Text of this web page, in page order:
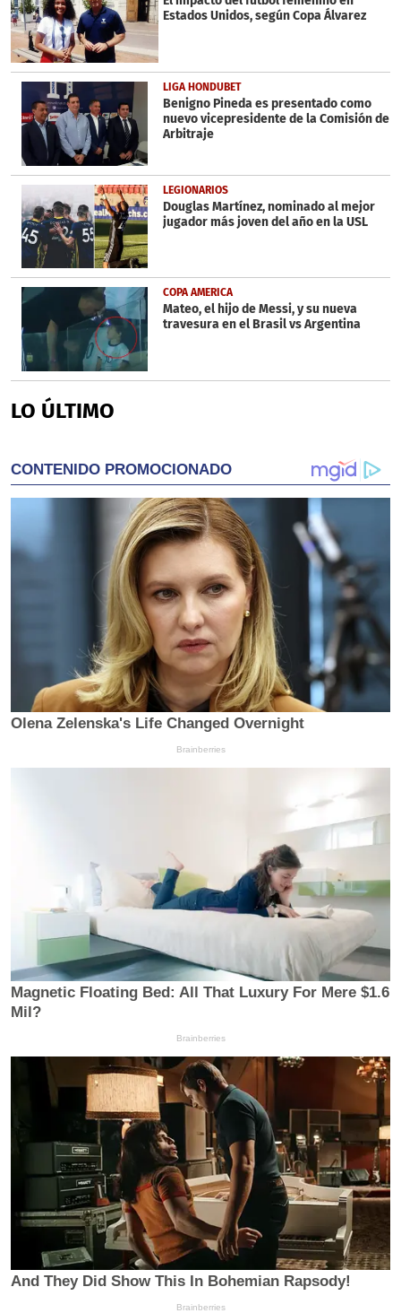
44
seconds
Estados Unidos, según Copa Álvarez
LIGA HONDUBET
Benigno Pineda es presentado como
nuevo vicepresidente de la Comisión de
Arbitraje
LEGIONARIOS
Douglas Martínez, nominado al mejor
jugador más joven del año en la USL
COPA AMERICA
Mateo, el hijo de Messi, y su nueva
travesura en el Brasil vs Argentina
LO ÚLTIMO